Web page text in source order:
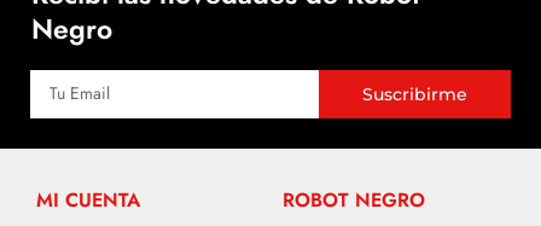
Negro
Suscribirme
MI CUENTA ROBOT NEGRO